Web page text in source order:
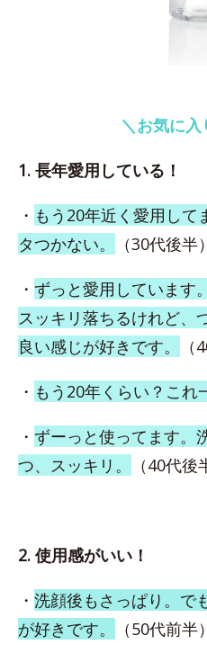
＼お気に入
1. 長年愛用している！
・ もう20年近く愛用して
タつかない。
（30代後半）
・ ずっと愛用しています
スッキリ落ちるけれど、
良い感じが好きです。
（
・ もう20年くらい？これ
・ ずーっと使ってます。
つ、スッキリ。
（40代後
2. 使用感がいい！
・ 洗顔後もさっぱり。で
が好きです。
（50代前半）